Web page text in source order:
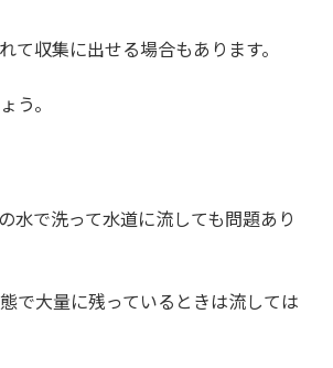
収集に出せる場合もあります。
う。
水で洗って水道に流しても問題あり
で大量に残っているときは流しては